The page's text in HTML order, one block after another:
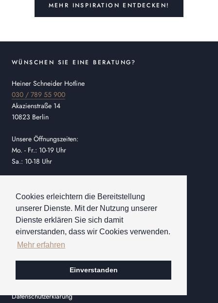
Cookies erleichtern die Bereitstellung
unserer Dienste. Mit der Nutzung unserer
Dienste erklären Sie sich damit
einverstanden, dass wir Cookies verwenden.
Mehr erfahren
Einverstanden
MEHR INSPIRATION ENTDECKEN!
WÜNSCHEN SIE EINE BERATUNG?
Heiner Schneider Hotline
030 / 789 55 900
Akazienstraße 14
10823 Berlin
Unsere Öffnungszeiten:
Mo. - Fr.: 10-19 Uhr
Sa.: 10-18 Uhr
kontakt@heinerschneider.de
INFORMATION
Versand & einfache Retouren!
Bestellvorgang
Datenschutzerklärung